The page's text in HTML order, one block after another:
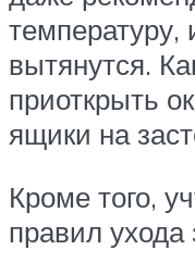
температуру,
вытянутся.
приоткрыть
ящики на
Кроме того,
правил ухода